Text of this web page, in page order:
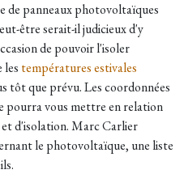
de panneaux photovoltaïques
être serait-il judicieux d'y
de pouvoir l'isoler
les températures estivales
tôt que prévu. Les coordonnées
pourra vous mettre en relation
et d'isolation. Marc Carlier
le photovoltaïque, une liste